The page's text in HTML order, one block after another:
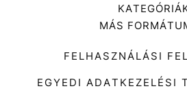
Médiaajánlat
Zene
Divat
Kultúra
MÁS
FELHASZNÁLÁSI
EGYEDI ADATKEZELÉSI